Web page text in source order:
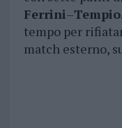
Ferrini–Tempio
tempo per
match esterno,